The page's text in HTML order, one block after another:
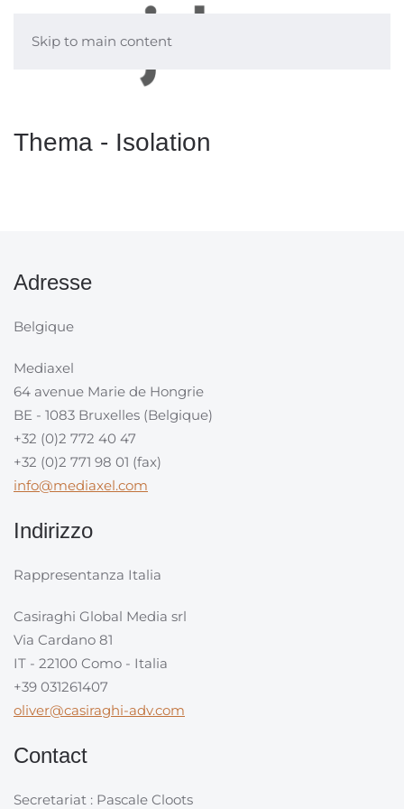
Skip to main content
Thema - Isolation
Adresse
Belgique
Mediaxel
64 avenue Marie de Hongrie
BE - 1083 Bruxelles (Belgique)
+32 (0)2 772 40 47
+32 (0)2 771 98 01 (fax)
info@mediaxel.com
Indirizzo
Rappresentanza Italia
Casiraghi Global Media srl
Via Cardano 81
IT - 22100 Como - Italia
+39 031261407
oliver@casiraghi-adv.com
Contact
Secretariat : Pascale Cloots